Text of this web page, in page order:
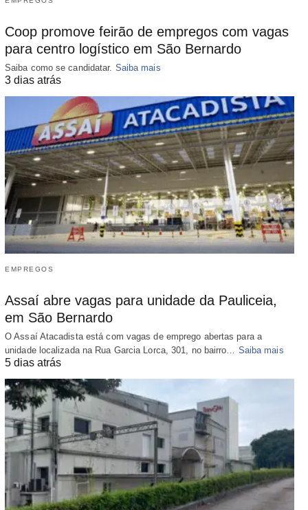
Coop promove feirão de empregos com vagas
para centro logístico em São Bernardo
Saiba como se candidatar. Saiba mais
3 dias atrás
EMPREGOS
Assaí abre vagas para unidade da Pauliceia,
em São Bernardo
O Assaí Atacadista está com vagas de emprego abertas para a
unidade localizada na Rua Garcia Lorca, 301, no bairro… Saiba mais
5 dias atrás